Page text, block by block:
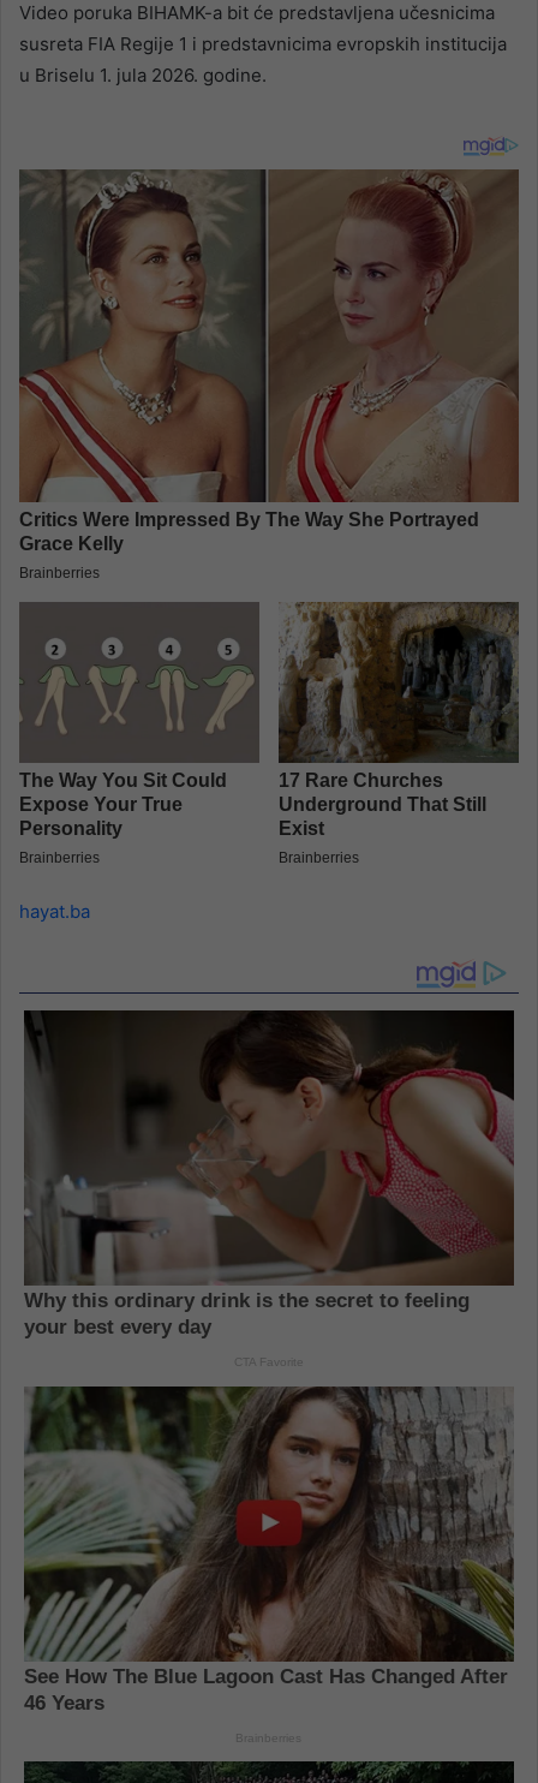
Video poruka BIHAMK-a bit će predstavljena učesnicima
susreta FIA Regije 1 i predstavnicima evropskih institucija
u Briselu 1. jula 2026. godine.
hayat.ba